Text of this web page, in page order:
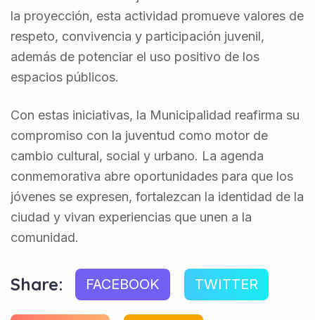
la proyección, esta actividad promueve valores de
respeto, convivencia y participación juvenil,
además de potenciar el uso positivo de los
espacios públicos.
Con estas iniciativas, la Municipalidad reafirma su
compromiso con la juventud como motor de
cambio cultural, social y urbano. La agenda
conmemorativa abre oportunidades para que los
jóvenes se expresen, fortalezcan la identidad de la
ciudad y vivan experiencias que unen a la
comunidad.
Share: FACEBOOK TWITTER